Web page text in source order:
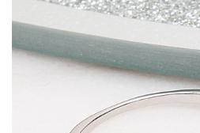
BROSE ARGINT
VERIGHETE ARGINT
BIJUTERII ARGINT PENTRU COPII
BIJUTERII ARGINT PENTRU BARBATI